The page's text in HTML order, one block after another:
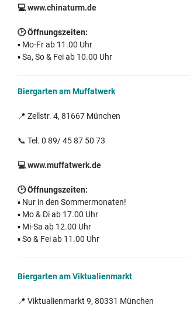
💻www.chinaturm.de
🕑Öffnungszeiten:
▪️ Mo-Fr ab 11.00 Uhr
▪️ Sa, So & Fei ab 10.00 Uhr
Biergarten am Muffatwerk
📍 Zellstr. 4, 81667 München
📞 Tel. 0 89/ 45 87 50 73
💻www.muffatwerk.de
🕑Öffnungszeiten:
▪️ Nur in den Sommermonaten!
▪️ Mo & Di ab 17.00 Uhr
▪️ Mi-Sa ab 12.00 Uhr
▪️ So & Fei ab 11.00 Uhr
Biergarten am Viktualienmarkt
📍 Viktualienmarkt 9, 80331 München